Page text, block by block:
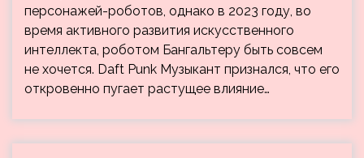
персонажей-роботов, однако в 2023 году, во
время активного развития искусственного
интеллекта, роботом Бангальтеру быть совсем
не хочется. Daft Punk Музыкант признался, что его
откровенно пугает растущее влияние…